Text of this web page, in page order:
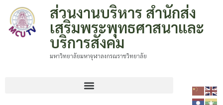
ส่วนงานบริหาร สำนักส่ง
เสริมพระพุทธศาสนาและ
บริการสังคม
มหาวิทยาลัยมหาจุฬาลงกรณราชวิทยาลัย